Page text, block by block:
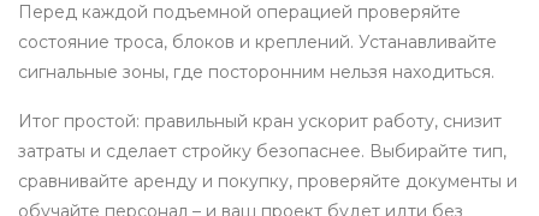
Перед каждой подъемной операцией проверяйте
состояние троса, блоков и креплений. Устанавливайте
сигнальные зоны, где посторонним нельзя находиться.
Итог простой: правильный кран ускорит работу, снизит
затраты и сделает стройку безопаснее. Выбирайте тип,
сравнивайте аренду и покупку, проверяйте документы и
обучайте персонал – и ваш проект будет идти без